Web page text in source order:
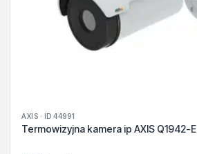
AXIS · ID 44991
Termowizyjna kamera ip AXIS Q1942-E